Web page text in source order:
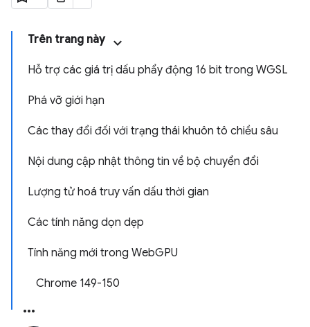
Trên trang này
Hỗ trợ các giá trị dấu phẩy động 16 bit trong WGSL
Phá vỡ giới hạn
Các thay đổi đối với trạng thái khuôn tô chiều sâu
Nội dung cập nhật thông tin về bộ chuyển đổi
Lượng tử hoá truy vấn dấu thời gian
Các tính năng dọn dẹp
Tính năng mới trong WebGPU
Chrome 149-150